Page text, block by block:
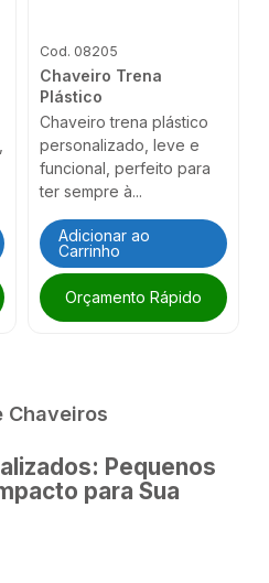
Cod. 08205
Chaveiro Trena
Plástico
Chaveiro trena plástico
personalizado, leve e
funcional, perfeito para
ter sempre à...
Adicionar ao
Carrinho
Orçamento Rápido
Chaveiros
Pequenos
para Sua